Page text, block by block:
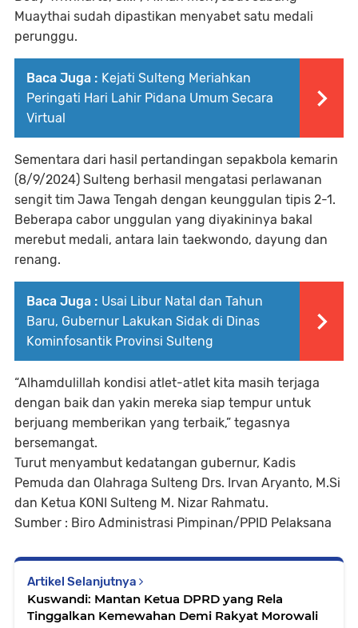
Muaythai sudah dipastikan menyabet satu medali
perunggu.
Baca Juga : Kejati Sulteng Meriahkan
Peringati Hari Lahir Pidana Umum Secara
Virtual
Sementara dari hasil pertandingan sepakbola kemarin
(8/9/2024) Sulteng berhasil mengatasi perlawanan
sengit tim Jawa Tengah dengan keunggulan tipis 2-1.
Beberapa cabor unggulan yang diyakininya bakal
merebut medali, antara lain taekwondo, dayung dan
renang.
Baca Juga : Usai Libur Natal dan Tahun
Baru, Gubernur Lakukan Sidak di Dinas
Kominfosantik Provinsi Sulteng
“Alhamdulillah kondisi atlet-atlet kita masih terjaga
dengan baik dan yakin mereka siap tempur untuk
berjuang memberikan yang terbaik,” tegasnya
bersemangat.
Turut menyambut kedatangan gubernur, Kadis
Pemuda dan Olahraga Sulteng Drs. Irvan Aryanto, M.Si
dan Ketua KONI Sulteng M. Nizar Rahmatu.
Sumber : Biro Administrasi Pimpinan/PPID Pelaksana
Artikel Selanjutnya
Kuswandi: Mantan Ketua DPRD yang Rela
Tinggalkan Kemewahan Demi Rakyat Morowali